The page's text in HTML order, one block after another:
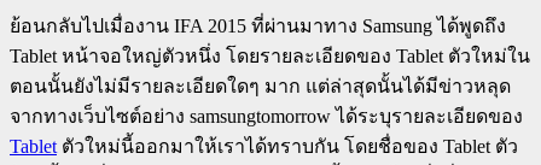
ย้อนกลับไปเมื่องาน IFA 2015 ที่ผ่านมาทาง Samsung ได้พูดถึง
Tablet หน้าจอใหญ่ตัวหนึ่ง โดยรายละเอียดของ Tablet ตัวใหม่ใน
ตอนนั้นยังไม่มีรายละเอียดใดๆ มาก แต่ล่าสุดนั้นได้มีข่าวหลุด
จากทางเว็บไซต์อย่าง samsungtomorrow ได้ระบุรายละเอียดของ
Tablet ตัวใหม่นี้ออกมาให้เราได้ทราบกัน โดยชื่อของ Tablet ตัว